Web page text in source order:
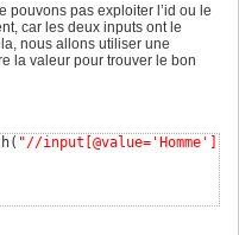
pouvons pas exploiter l’id ou le
car les deux inputs ont le
nous allons utiliser une
la valeur pour trouver le bon
( "//input[@value='Homme']"